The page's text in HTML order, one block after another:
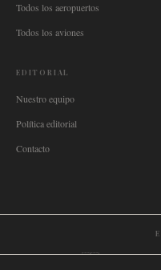
Todos los aeropuertos
Todos los aviones
EDITORIAL
Nuestro equipo
Política editorial
Contacto
🌐 International🇬🇧 United